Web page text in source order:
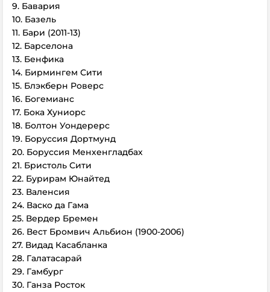
9. Бавария
10. Базель
11. Бари (2011-13)
12. Барселона
13. Бенфика
14. Бирмингем Сити
15. Блэкберн Роверс
16. Богемианс
17. Бока Хуниорс
18. Болтон Уондерерс
19. Боруссия Дортмунд
20. Боруссия Менхенгладбах
21. Бристоль Сити
22. Бурирам Юнайтед
23. Валенсия
24. Васко да Гама
25. Вердер Бремен
26. Вест Бромвич Альбион (1900-2006)
27. Видад Касабланка
28. Галатасарай
29. Гамбург
30. Ганза Росток